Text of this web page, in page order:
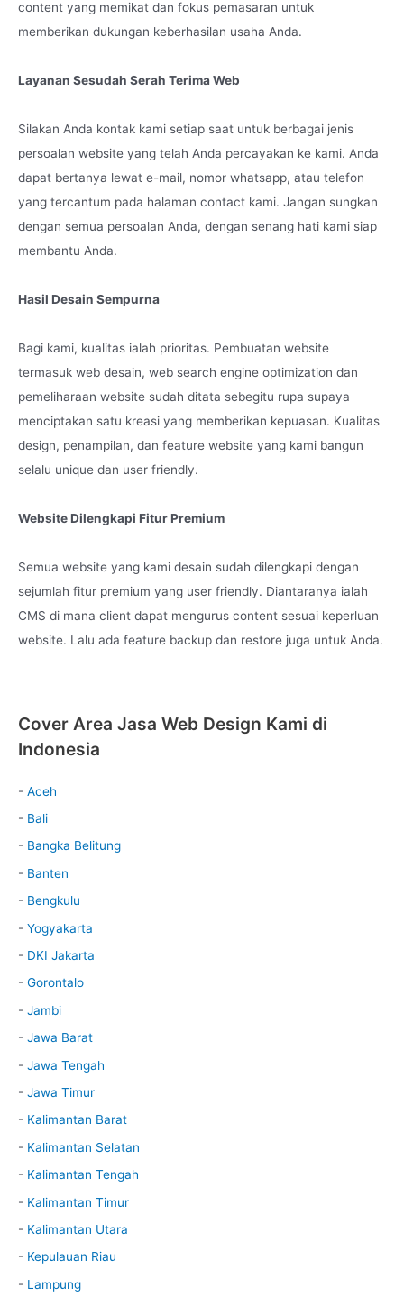
content yang memikat dan fokus pemasaran untuk
memberikan dukungan keberhasilan usaha Anda.
Layanan Sesudah Serah Terima Web
Silakan Anda kontak kami setiap saat untuk berbagai jenis
persoalan website yang telah Anda percayakan ke kami. Anda
dapat bertanya lewat e-mail, nomor whatsapp, atau telefon
yang tercantum pada halaman contact kami. Jangan sungkan
dengan semua persoalan Anda, dengan senang hati kami siap
membantu Anda.
Hasil Desain Sempurna
Bagi kami, kualitas ialah prioritas. Pembuatan website
termasuk web desain, web search engine optimization dan
pemeliharaan website sudah ditata sebegitu rupa supaya
menciptakan satu kreasi yang memberikan kepuasan. Kualitas
design, penampilan, dan feature website yang kami bangun
selalu unique dan user friendly.
Website Dilengkapi Fitur Premium
Semua website yang kami desain sudah dilengkapi dengan
sejumlah fitur premium yang user friendly. Diantaranya ialah
CMS di mana client dapat mengurus content sesuai keperluan
website. Lalu ada feature backup dan restore juga untuk Anda.
Cover Area Jasa Web Design Kami di
Indonesia
- Aceh
- Bali
- Bangka Belitung
- Banten
- Bengkulu
- Yogyakarta
- DKI Jakarta
- Gorontalo
- Jambi
- Jawa Barat
- Jawa Tengah
- Jawa Timur
- Kalimantan Barat
- Kalimantan Selatan
- Kalimantan Tengah
- Kalimantan Timur
- Kalimantan Utara
- Kepulauan Riau
- Lampung